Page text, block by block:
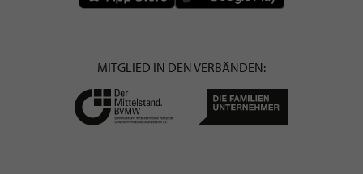
MITGLIED IN DEN VERBÄNDEN: